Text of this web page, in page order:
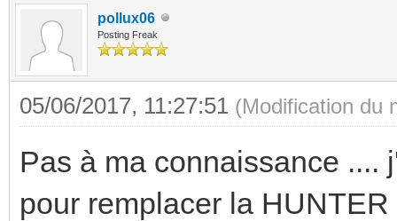
pollux06
Posting Freak
05/06/2017, 11:27:51 (Modification du
Pas à ma connaissance ....
pour remplacer la